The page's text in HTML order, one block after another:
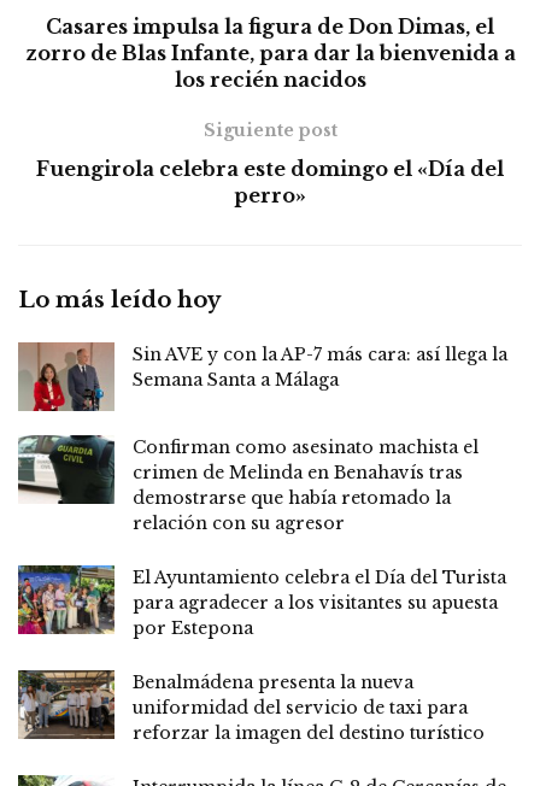
Casares impulsa la figura de Don Dimas, el
zorro de Blas Infante, para dar la bienvenida a
los recién nacidos
Siguiente post
Fuengirola celebra este domingo el «Día del
perro»
Lo más leído hoy
Sin AVE y con la AP-7 más cara: así llega la
Semana Santa a Málaga
Confirman como asesinato machista el
crimen de Melinda en Benahavís tras
demostrarse que había retomado la
relación con su agresor
El Ayuntamiento celebra el Día del Turista
para agradecer a los visitantes su apuesta
por Estepona
Benalmádena presenta la nueva
uniformidad del servicio de taxi para
reforzar la imagen del destino turístico